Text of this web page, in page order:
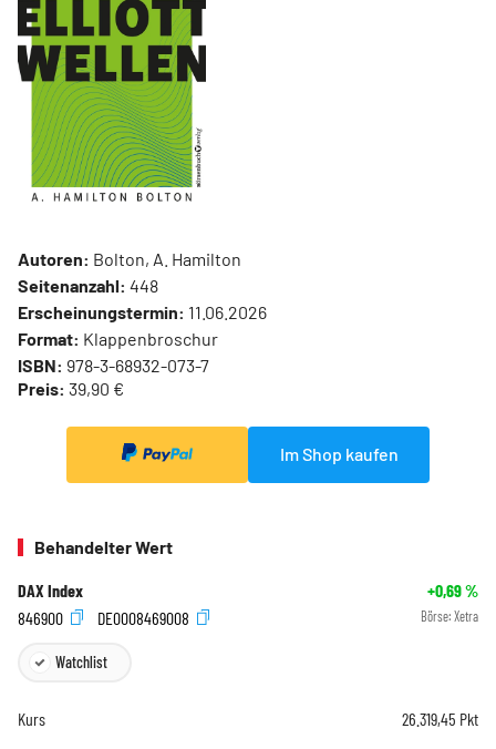
Autoren: Bolton, A. Hamilton
Seitenanzahl: 448
Erscheinungstermin: 11.06.2026
Format: Klappenbroschur
ISBN: 978-3-68932-073-7
Preis: 39,90 €
Im Shop kaufen
Behandelter Wert
DAX Index +0,69%
846900
DE0008469008 Börse: Xetra
Watchlist
Kurs 26.319,45 Pkt